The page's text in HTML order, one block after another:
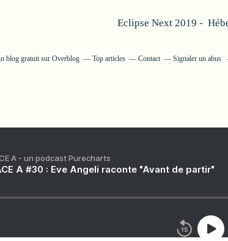
Eclipse Next 2019 -
blog gratuit sur Overblog Top articles Contact Signaler un abus
A - un podcast Purecharts
A #30 : Eve Angeli raconte "Avant de partir"